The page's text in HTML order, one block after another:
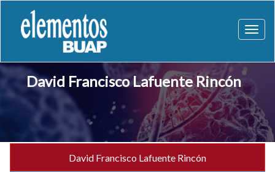
David Francisco Lafuente Rincón
David Francisco Lafuente Rincón